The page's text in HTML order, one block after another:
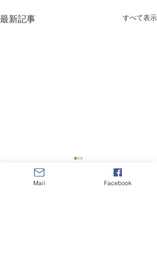
最新記事 すべて表示
Mail Facebook